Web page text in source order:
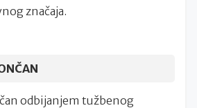
značaja.
odbijanjem tužbenog